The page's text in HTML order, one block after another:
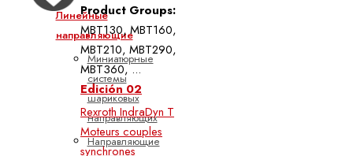
Линейные
направляющие
Миниатюрные
системы
шариковых
направляющих
Направляющие
Product Groups:
MBT130, MBT160,
MBT210, MBT290,
MBT360, ...
Edición 02
Rexroth IndraDyn T
Moteurs couples
synchrones